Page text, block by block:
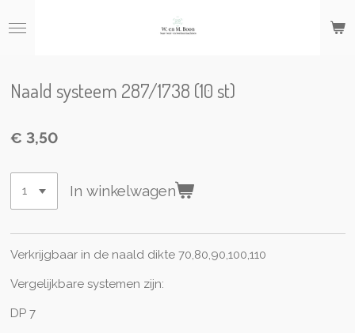
direct
hoofdinhoud
Naald systeem 287/1738 (10 st)
€ 3,50
In winkelwagen
Verkrijgbaar in de naald dikte 70,80,90,100,110
Vergelijkbare systemen zijn:
DP 7